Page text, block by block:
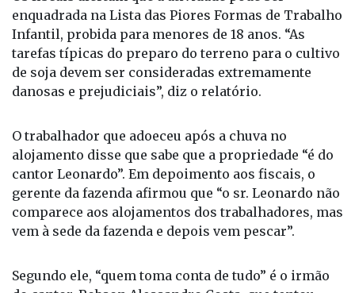
tarefas típicas do preparo do terreno para o cultivo
de soja devem ser consideradas extremamente
danosas e prejudiciais”, diz o relatório.
O trabalhador que adoeceu após a chuva no
gerente da fazenda afirmou que “o sr. Leonardo não
comparece aos alojamentos dos trabalhadores, mas
vem à sede da fazenda e depois vem pescar”.
Segundo ele, “quem toma conta de tudo” é o irmão
(PSDB), mas ficou como suplente. “Nesse mesmo